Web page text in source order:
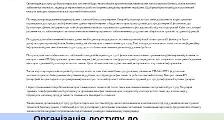
Організація доступу до бухгалтерських систем із будь-якого місця є критично важливим аспектом сучасного бізнесу, оскільки вона
забезпечує гнучкість, підвищує ефективність роботи і сприяє швидкому прийняттю рішень. Щоб реалізувати цей доступ, компанії
можуть використовувати кілька стратегій і технологій.
По-перше, впровадження хмарних рішень стає все більш популярним. Хмарні бухгалтерські системи дозволяють користувачам
отримувати доступ до своїх фінансових даних через Інтернет з будь-якого пристрою, що має доступ до мережі. Це означає, що
бухгалтери, фінансові директори та інші працівники можуть працювати з даними в офісі, вдома або під час подорожей. Крім того, хмарні
рішення часто забезпечують автоматичне оновлення програмного забезпечення, що дозволяє зберігати актуальність даних і функцій.
По-друге, для забезпечення безпеки даних необхідно впроваджувати системи аутентифікації та авторизації. Це можуть бути
двофакторна аутентифікація, біометричні дані або використання токенів доступу. Такі заходи допомагають захистити конфіденційну
інформацію від несанкціонованого доступу, що є особливо важливим в умовах віддаленої роботи.
По-третє, важливо забезпечити стабільний і швидкий Інтернет-доступ. Це може включати інвестування в надійні мережеві рішення та
використання VPN (віртуальних приватних мереж), які дозволяють шифрувати дані, що передаються, і створюють захищене з'єднання
між користувачем і бухгалтерською системою. Це особливо важливо для компаній, які працюють з чутливою інформацією.
Також варто врахувати інтеграцію бухгалтерських систем з іншими бізнес-додатками, такими як CRM або ERP. Це дозволяє
автоматизувати обмін даними між різними відділами, що підвищує ефективність роботи компанії в цілому. Використання API
(інтерфейсів прикладного програмування) може спростити цей процес і забезпечити зручний доступ до інформації з різних джерел.
Нарешті, навчання співробітників використанню нових технологій та систем є важливим елементом організації доступу. Регулярні
тренінги та інформаційні сесії допоможуть працівникам ефективно використовувати бухгалтерські системи, що, в свою чергу,
підвищить загальну продуктивність і зменшить ймовірність помилок.
Таким чином, організація доступу до бухгалтерських систем із будь-якого місця вимагає комплексного підходу, який включає сучасні
технології, безпеку даних, стабільний доступ до Інтернету, інтеграцію з іншими системами та навчання персоналу. Це дозволить бізнесу
залишатися конкурентоспроможним і адаптивним у швидко змінюваному середовищі.